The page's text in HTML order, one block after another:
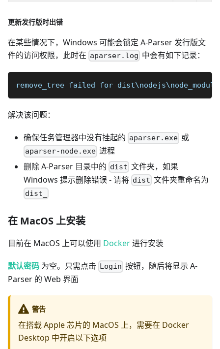
更新发行版时出错
在某些情况下，Windows 可能会锁定 A-Parser 发行版文
件的访问权限，此时在 aparser.log 中会有如下记录：
remove_tree failed for
解决该问题：
确保任务管理器中没有挂起的 aparser.exe 或
aparser-node.exe 进程
删除 A-Parser 目录中的 dist 文件夹，如果
Windows 提示删除错误 - 请将 dist 文件夹重命名为
dist_
在 MacOS 上安装
目前在 MacOS 上可以使用 Docker进行安装
默认密码 为空。只需点击 Login 按钮，随后将显示 A-
Parser 的 Web 界面
警告
在搭载 Apple 芯片的 MacOS 上，需要在 Docker
Desktop 中开启以下选项